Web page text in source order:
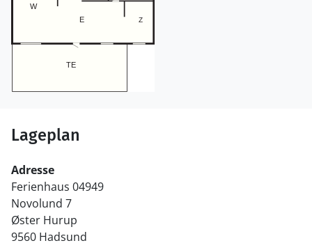
Lageplan
Adresse
Ferienhaus 04949
Novolund 7
Øster Hurup
9560 Hadsund